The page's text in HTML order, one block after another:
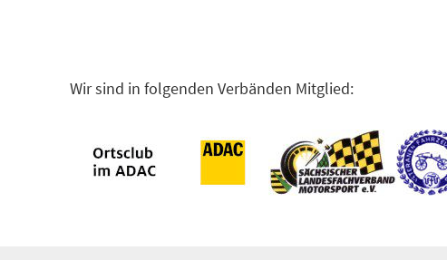
Wir sind in folgenden Verbänden Mitglied: